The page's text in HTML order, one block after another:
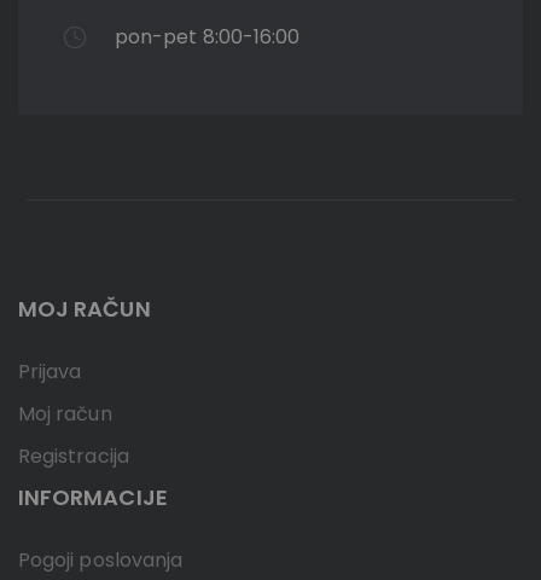
pon-pet 8:00-16:00
MOJ RAČUN
Prijava
Moj račun
Registracija
INFORMACIJE
Pogoji poslovanja